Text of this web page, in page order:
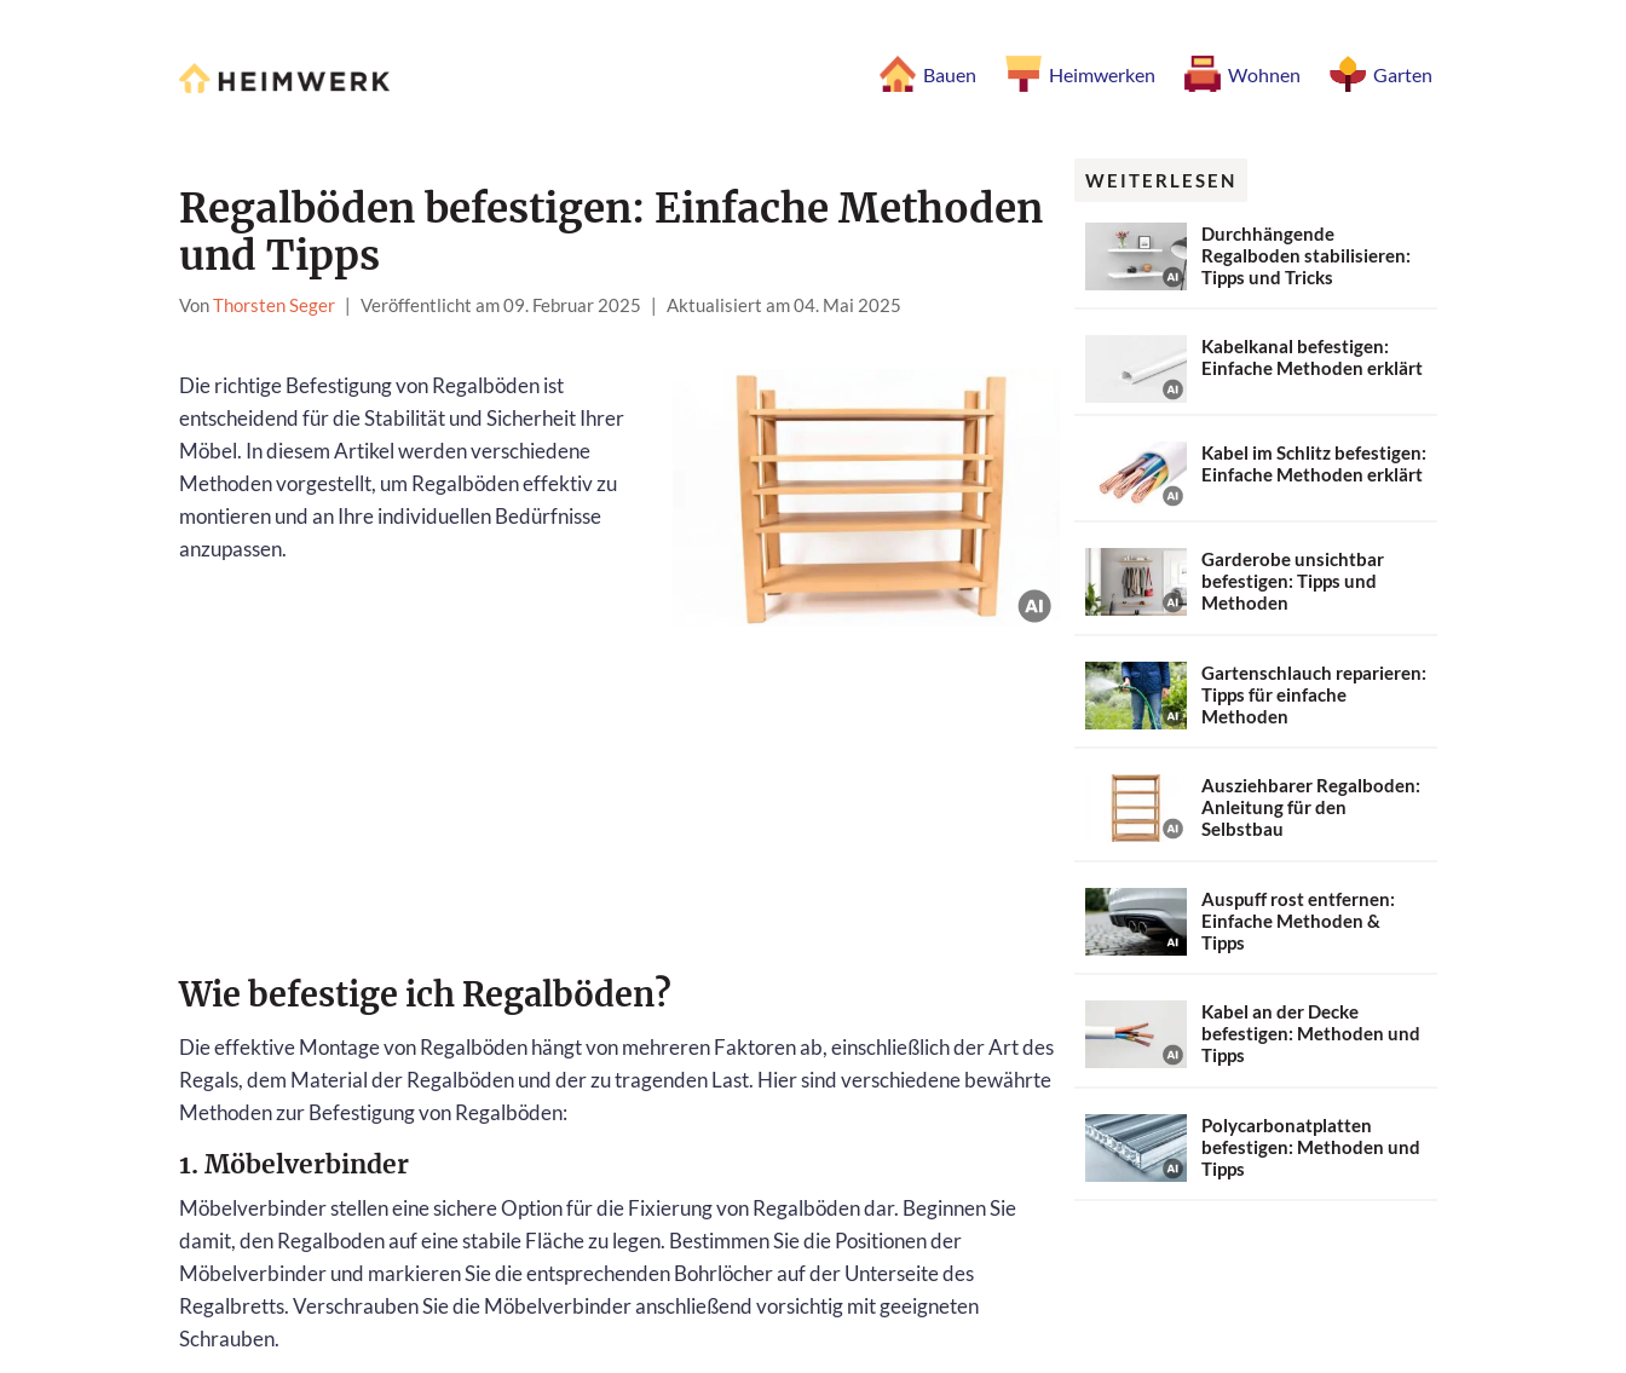
Bauen Heimwerken Wohnen Garten
Regalböden befestigen: Einfache Methoden
und Tipps
VonThorsten Seger | Veröffentlicht am 09. Februar 2025 | Aktualisiert am 04. Mai 2025
Die richtige Befestigung von Regalböden ist
entscheidend für die Stabilität und Sicherheit Ihrer
Möbel. In diesem Artikel werden verschiedene
Methoden vorgestellt, um Regalböden effektiv zu
montieren und an Ihre individuellen Bedürfnisse
anzupassen.
Wie befestige ich Regalböden?
Die effektive Montage von Regalböden hängt von mehreren Faktoren ab, einschließlich der Art des
Regals, dem Material der Regalböden und der zu tragenden Last. Hier sind verschiedene bewährte
Methoden zur Befestigung von Regalböden:
1. Möbelverbinder
Möbelverbinder stellen eine sichere Option für die Fixierung von Regalböden dar. Beginnen Sie
damit, den Regalboden auf eine stabile Fläche zu legen. Bestimmen Sie die Positionen der
Möbelverbinder und markieren Sie die entsprechenden Bohrlöcher auf der Unterseite des
Regalbretts. Verschrauben Sie die Möbelverbinder anschließend vorsichtig mit geeigneten
Schrauben.
WEITERLESEN
Durchhängende
Regalboden stabilisieren:
Tipps und Tricks
Kabelkanal befestigen:
Einfache Methoden erklärt
Kabel im Schlitz befestigen:
Einfache Methoden erklärt
Garderobe unsichtbar
befestigen: Tipps und
Methoden
Gartenschlauch reparieren:
Tipps für einfache
Methoden
Ausziehbarer Regalboden:
Anleitung für den
Selbstbau
Auspuff rost entfernen:
Einfache Methoden &
Tipps
Kabel an der Decke
befestigen: Methoden und
Tipps
Polycarbonatplatten
befestigen: Methoden und
Tipps